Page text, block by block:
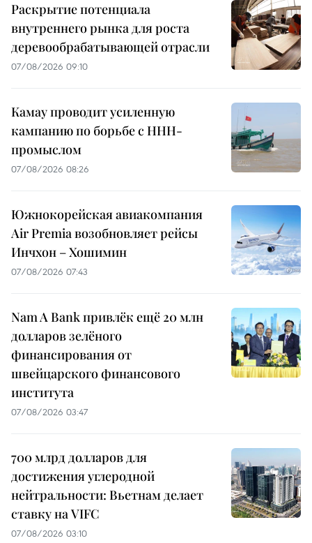
Раскрытие потенциала
внутреннего рынка для роста
деревообрабатывающей отрасли
07/08/2026 09:10
Камау проводит усиленную
кампанию по борьбе с ННН-
промыслом
07/08/2026 08:26
Южнокорейская авиакомпания
Air Premia возобновляет рейсы
Инчхон – Хошимин
07/08/2026 07:43
Nam A Bank привлёк ещё 20 млн
долларов зелёного
финансирования от
швейцарского финансового
института
07/08/2026 03:47
700 млрд долларов для
достижения углеродной
нейтральности: Вьетнам делает
ставку на VIFC
07/08/2026 03:10